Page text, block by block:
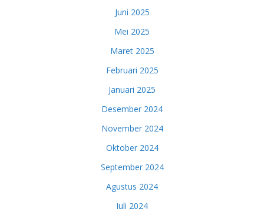
Juni 2025
Mei 2025
Maret 2025
Februari 2025
Januari 2025
Desember 2024
November 2024
Oktober 2024
September 2024
Agustus 2024
Juli 2024